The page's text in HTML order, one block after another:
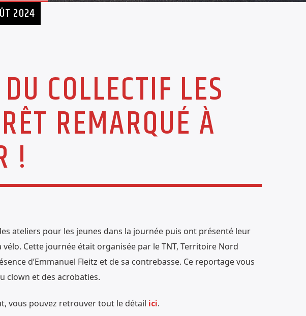
2024
COLLECTIF LES
REMARQUÉ À
!
ateliers pour les jeunes dans la journée puis ont présenté leur
Cette journée était organisée par le TNT, Territoire Nord
d’Emmanuel Fleitz et de sa contrebasse. Ce reportage vous
clown et des acrobaties.
vous pouvez retrouver tout le détail ici.